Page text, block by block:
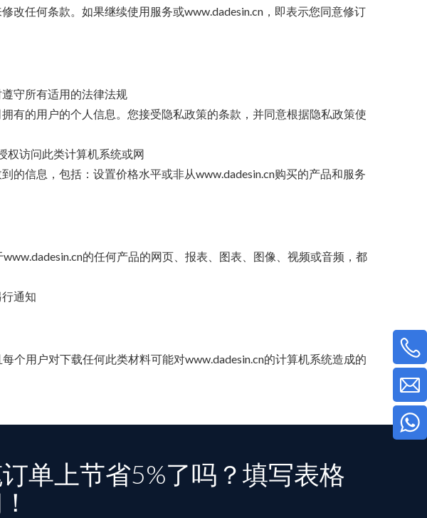
改任何条款。如果继续使用服务或www.dadesin.cn，即表示您同意修订
守所有适用的法律法规
有的用户的个人信息。您接受隐私政策的条款，并同意根据隐私政策使
权访问此类计算机系统或网
的信息，包括：设置价格水平或非从www.dadesin.cn购买的产品和服务
的任何产品的网页、报表、图表、图像、视频或音频，都
通知
个用户对下载任何此类材料可能对www.dadesin.cn的计算机系统造成的
单上节省5%了吗？填写表格